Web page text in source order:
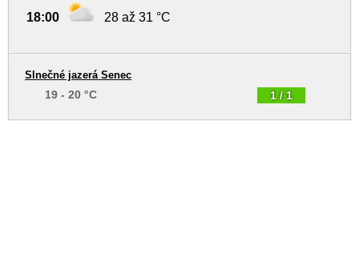
18:00 28 až 31 °C
1 / 1
Slnečné jazerá Senec
19 - 20 °C